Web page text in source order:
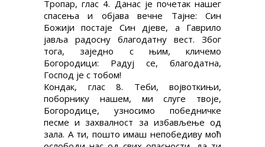
Тропар, глас 4. Данас је почетак нашег
спасења и објава вечне Тајне: Син
Божији постаје Син дјеве, а Гаврило
јавља радосну благодатну вест. Због
тога, заједно с њим, кличемо
Богородици: Радуј се, благодатна,
Господ је с тобом!
Кондак, глас 8. Теби, војвоткињи,
поборнику нашем, ми слуге твоје,
Богородице, узносимо победничке
песме и захвалност за избављење од
зала. А ти, пошто имаш непобедиву моћ